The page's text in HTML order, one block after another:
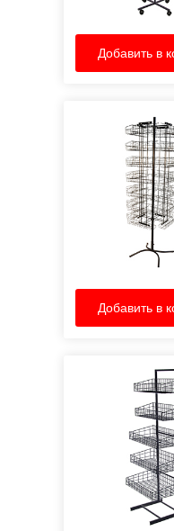
Добавить в
Добавить в